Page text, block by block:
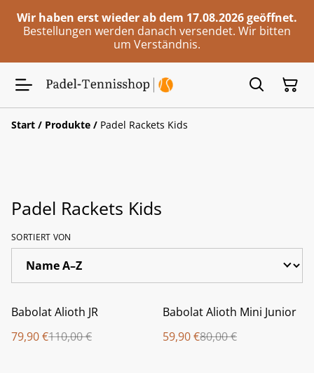
Wir haben erst wieder ab dem 17.08.2026 geöffnet.
Bestellungen werden danach versendet. Wir bitten
um Verständnis.
Start / Produkte / Padel Rackets Kids
Padel Rackets Kids
SORTIERT VON
%
Babolat Alioth JR
79,90 €110,00 €
%
Babolat Alioth Mini Junior
59,90 €80,00 €